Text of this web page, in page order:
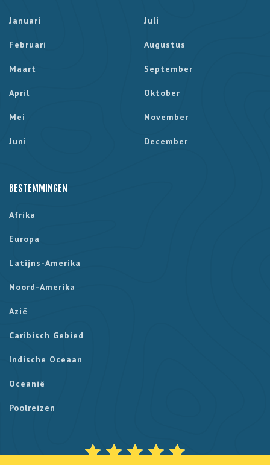
Januari
Februari
Maart
April
Mei
Juni
Juli
Augustus
September
Oktober
November
December
BESTEMMINGEN
Afrika
Europa
Latijns-Amerika
Noord-Amerika
Azië
Caribisch Gebied
Indische Oceaan
Oceanië
Poolreizen